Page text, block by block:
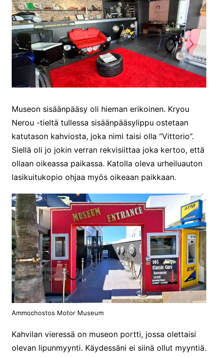
Museon sisäänpääsy oli hieman erikoinen. Kryou
Nerou -tieltä tullessa sisäänpääsylippu ostetaan
katutason kahviosta, joka nimi taisi olla “Vittorio”.
Siellä oli jo jokin verran rekvisiittaa joka kertoo, että
ollaan oikeassa paikassa. Katolla oleva urheiluauton
lasikuitukopio ohjaa myös oikeaan paikkaan.
Ammochostos Motor Museum
Kahvilan vieressä on museon portti, jossa olettaisi
olevan lipunmyynti. Käydessäni ei siinä ollut myyntiä.